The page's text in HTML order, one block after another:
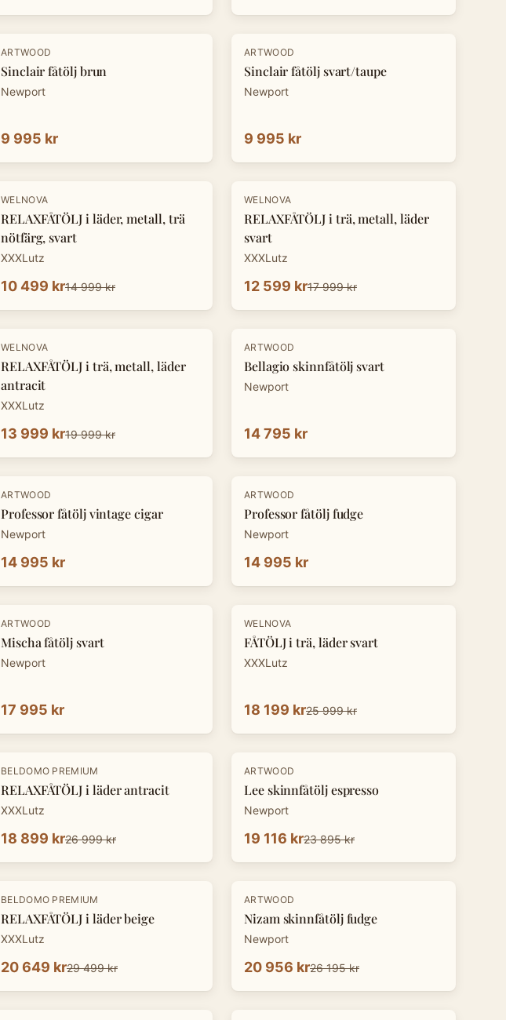
ARTWOOD
Sinclair fåtölj brun
Newport
9 995 kr
ARTWOOD
Sinclair fåtölj svart/taupe
Newport
9 995 kr
-30 %
WELNOVA
RELAXFÅTÖLJ i läder, metall, trä
nötfärg, svart
XXXLutz
10 499 kr14 999 kr
-30 %
WELNOVA
RELAXFÅTÖLJ i trä, metall, läder
svart
XXXLutz
12 599 kr17 999 kr
-30 %
WELNOVA
RELAXFÅTÖLJ i trä, metall, läder
antracit
XXXLutz
13 999 kr19 999 kr
ARTWOOD
Bellagio skinnfåtölj svart
Newport
14 795 kr
ARTWOOD
Professor fåtölj vintage cigar
Newport
14 995 kr
ARTWOOD
Professor fåtölj fudge
Newport
14 995 kr
ARTWOOD
Mischa fåtölj svart
Newport
17 995 kr
-30 %
WELNOVA
FÅTÖLJ i trä, läder svart
XXXLutz
18 199 kr25 999 kr
-30 %
BELDOMO PREMIUM
RELAXFÅTÖLJ i läder antracit
XXXLutz
18 899 kr26 999 kr
-20%
ARTWOOD
Lee skinnfåtölj espresso
Newport
19 116 kr23 895 kr
-30 %
BELDOMO PREMIUM
RELAXFÅTÖLJ i läder beige
XXXLutz
20 649 kr29 499 kr
-20%
ARTWOOD
Nizam skinnfåtölj fudge
Newport
20 956 kr26 195 kr